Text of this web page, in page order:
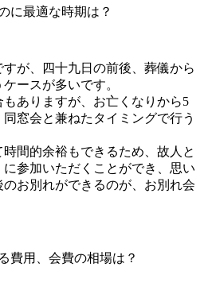
に最適な時期は？
が、四十九日の前後、葬儀から
ースが多いです。
ありますが、お亡くなりから5
窓会と兼ねたタイミングで行う
間的余裕もできるため、故人と
参加いただくことができ、思い
お別れができるのが、お別れ会
費用、会費の相場は？